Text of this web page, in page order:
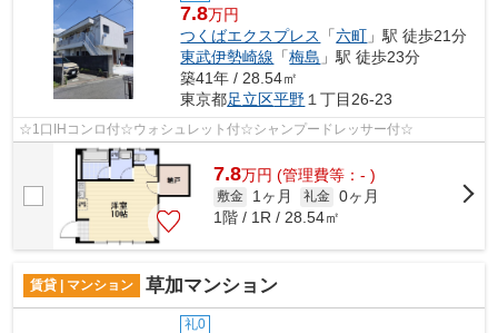
7.8万円
つくばエクスプレス
「六町 」駅 徒歩21分
東武伊勢崎線 「梅島 」駅 徒歩23分
築41年 / 28.54㎡
東京都足立区平野 １丁目26-23
☆1口IHコンロ付☆ウォシュレット付☆シャンプードレッサー付☆
7.8万円 (管理費等：- )
敷金 1ヶ月 礼金 0ヶ月
1階 / 1R / 28.54㎡
賃貸 | マンション 草加マンション
礼0